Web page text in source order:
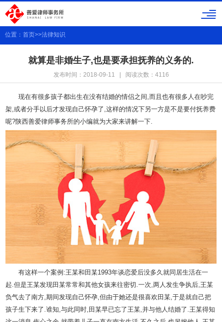
位置： 首页>>法律知识
就算是非婚生子,也是要承担抚养的义务的.
发布时间：2018-09-11 | 阅读次数：4116
现在有很多孩子都出生在没有结婚的情侣之间,而且也有很多人在吵完
架,或者分手以后才发现自己怀孕了,这样的情况下另一方是不是要付抚养费
呢?陕西善爱律师事务所的小编就为大家来讲解一下.
有这样一个案例:王某和田某1993年谈恋爱后没多久就同居生活在一
起.但是王某发现田某常常和其他女孩来往密切.一次,两人发生争执后,王某
负气去了南方,期间发现自己怀孕,但由于她还是很喜欢田某,于是就自己把
孩子生下来了.谁知,与此同时,田某早已忘了王某,并与他人结婚了.王某得知